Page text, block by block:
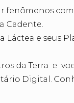
fenômenos
Cadente.
Láctea e seus
da Terra e
Digital.